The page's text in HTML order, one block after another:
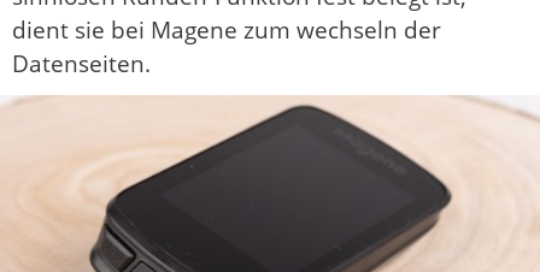
dient sie bei Magene zum wechseln der
Datenseiten.